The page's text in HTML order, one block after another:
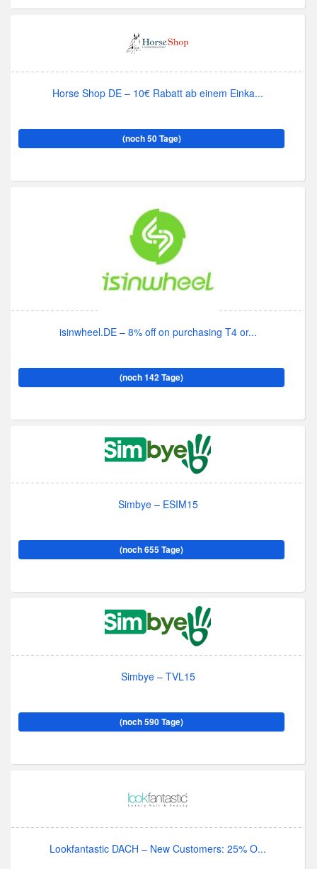
Horse Shop DE – 10€ Rabatt ab einem Einka...
(noch 50 Tage)
isinwheel.DE – 8% off on purchasing T4 or...
(noch 142 Tage)
Simbye – ESIM15
(noch 655 Tage)
Simbye – TVL15
(noch 590 Tage)
Lookfantastic DACH – New Customers: 25% O...